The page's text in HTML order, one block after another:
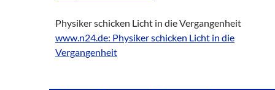
Physiker schicken Licht in die Vergangenheit
www.n24.de: Physiker schicken Licht in die
Vergangenheit